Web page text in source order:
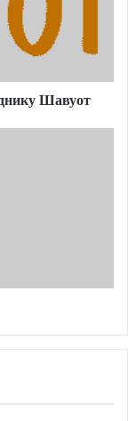
Шавуот